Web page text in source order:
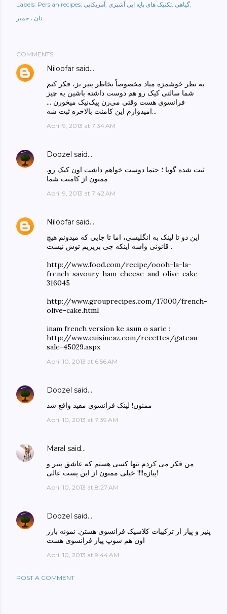
Labels: Persian recipes آمریکایی تکنیک های پایه ایی آشپزی گیاهی
نان ، خمیر
COMMENTS
Niloofar said…
به نظر خوشمزه میاد مخصوصاً بخاطر پنیر بز، فکر کنم
شما سالتی کیک رو هم دوست داشته باشین یه چیز
فرانسوی هست وقتی‌ می‌رن پیک‌نیک میخورن ...
امیدوارم این کامنت بالاخره ثبت شه...
April 9, 2013 at 7:34 AM
Doozel said…
ثبت شده گویا ؛ حتما دوست خواهم داشت اون کیک رو.
ممنون از کامنت شما
April 9, 2013 at 7:42 AM
Niloofar said…
این دو تا لینک به انگلیسی‌، اما تا جایی‌ که میدونم هیچ
قانونی واسه اینکه چی‌ بریزیم توش نیست .
http://www.food.com/recipe/oooh-la-la-
french-savoury-ham-cheese-and-olive-cake-
316045
http://www.grouprecipes.com/17000/french-
olive-cake.html
inam french version ke asun o sarie :
http://www.cuisineaz.com/recettes/gateau-
sale-45029.aspx
April 10, 2013 at 6:56 AM
Doozel said…
ممنون! لینک فرانسوی مفید واقع شد
April 10, 2013 at 7:39 AM
Maral said…
من فکر می کردم تنها کسی هستم که عاشق پنیر و
پیازه!!!! خیلی ممنون از این پست عالی!
April 10, 2013 at 8:27 AM
Doozel said…
پنیر و پیاز از ترکیبات کلاسیک فرانسوی هستن. نمونه بارز
اون هم سوپ پیاز فرانسوی هست
April 10, 2013 at 9:44 AM
POST A COMMENT